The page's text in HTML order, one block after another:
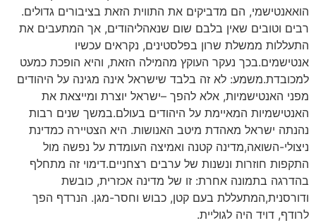
הואאנטישמי, הם מדביקים את התווית הזאת בציבורים גדולים.
רבים וטובים שאין בלבם שום שנאהליהודים, אך המתעבים את
התעללות ממשלת שרון בפלסטינים, נקראים עכשיו
אנטישמים.בכך נעקר העוקץ מהמילה הזאת, והיא הופכת כמעט
למכובדת.משמע: לא זה בלבד שישראל אינה מגינה על היהודים
מפני האנטישמיות, אלא להפך –ישראל יוצרת ומייצאת את
האנטישמיות המאיימת על היהודים בעולם.במשך שנים רבות
נהנתה ישראל מאהדת מיטב האנושות. היא הצטיירה כמדינת
ניצולי-השואה,מדינה קטנה ואמיצה העומדת על נפשה מול
התקפות חוזרות ונשנות של ערבים רצחניים.דימוי זה מתחלף
בהדרגה בתמונה אחרת: זו של מדינה אכזרית, כובשת
ודורסנית,המתעללת בעם קטן, כבוש וחסר-מגן. הנרדף הפך
לרודף, דויד היה לגוליית.